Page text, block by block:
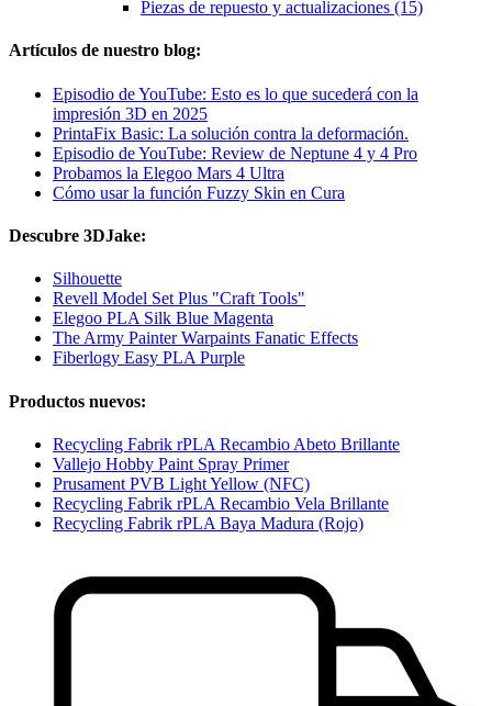
Piezas de repuesto y actualizaciones (15)
Artículos de nuestro blog:
Episodio de YouTube: Esto es lo que sucederá con la
impresión 3D en 2025
PrintaFix Basic: La solución contra la deformación.
Episodio de YouTube: Review de Neptune 4 y 4 Pro
Probamos la Elegoo Mars 4 Ultra
Cómo usar la función Fuzzy Skin en Cura
Descubre 3DJake:
Silhouette
Revell Model Set Plus "Craft Tools"
Elegoo PLA Silk Blue Magenta
The Army Painter Warpaints Fanatic Effects
Fiberlogy Easy PLA Purple
Productos nuevos:
Recycling Fabrik rPLA Recambio Abeto Brillante
Vallejo Hobby Paint Spray Primer
Prusament PVB Light Yellow (NFC)
Recycling Fabrik rPLA Recambio Vela Brillante
Recycling Fabrik rPLA Baya Madura (Rojo)